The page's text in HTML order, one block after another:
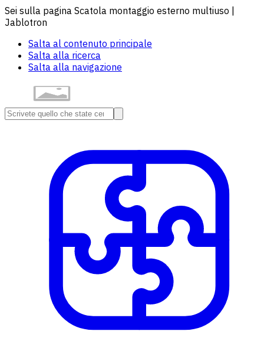
Sei sulla pagina Scatola montaggio esterno multiuso |
Jablotron
Salta al contenuto principale
Salta alla ricerca
Salta alla navigazione